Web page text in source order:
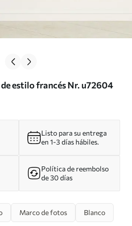
estilo francés Nr. u72604
Listo para su entrega
en 1-3 días hábiles.
Política de reembolso
de 30 días
Marco de fotos Blanco